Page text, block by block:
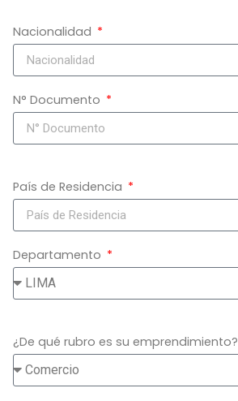
Nacionalidad
N° Documento
País de Residencia
Departamento
¿De qué rubro es su emprendimiento?